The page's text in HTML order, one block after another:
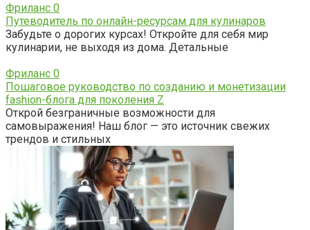
Фриланс 0
Путеводитель по онлайн-ресурсам для кулинаров
Забудьте о дорогих курсах! Откройте для себя мир
кулинарии, не выходя из дома. Детальные
Фриланс 0
Пошаговое руководство по созданию и монетизации
fashion-блога для поколения Z
Открой безграничные возможности для
самовыражения! Наш блог — это источник свежих
трендов и стильных